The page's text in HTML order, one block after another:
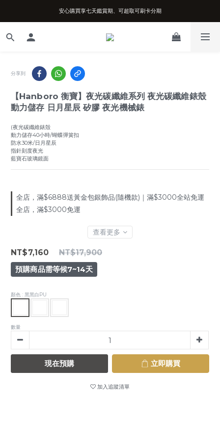
台南實體店面、兩年機芯保固、開立發票
安心購買享七天鑑賞期、可超取可刷卡分期
台南實體店面、兩年機芯保固、開立發票
分享到
【Hanboro 衡寶】夜光碳纖維系列 夜光碳纖維錶殼
動力儲存 日月星辰 矽膠 夜光機械錶
(夜光碳纖維錶殼
動力儲存40小時/蝴蝶彈簧扣
防水30米/日月星辰
指針刻度夜光
藍寶石玻璃鏡面
全店，滿$6888送黃金包銀飾品(隨機款)｜滿$3000全站免運
全店，滿$3000免運
查看更多
NT$7,160
NT$17,900
預購商品需等候7~14天
顏色 : 黑黑白PU
數量
現在預購 立即購買
加入追蹤清單